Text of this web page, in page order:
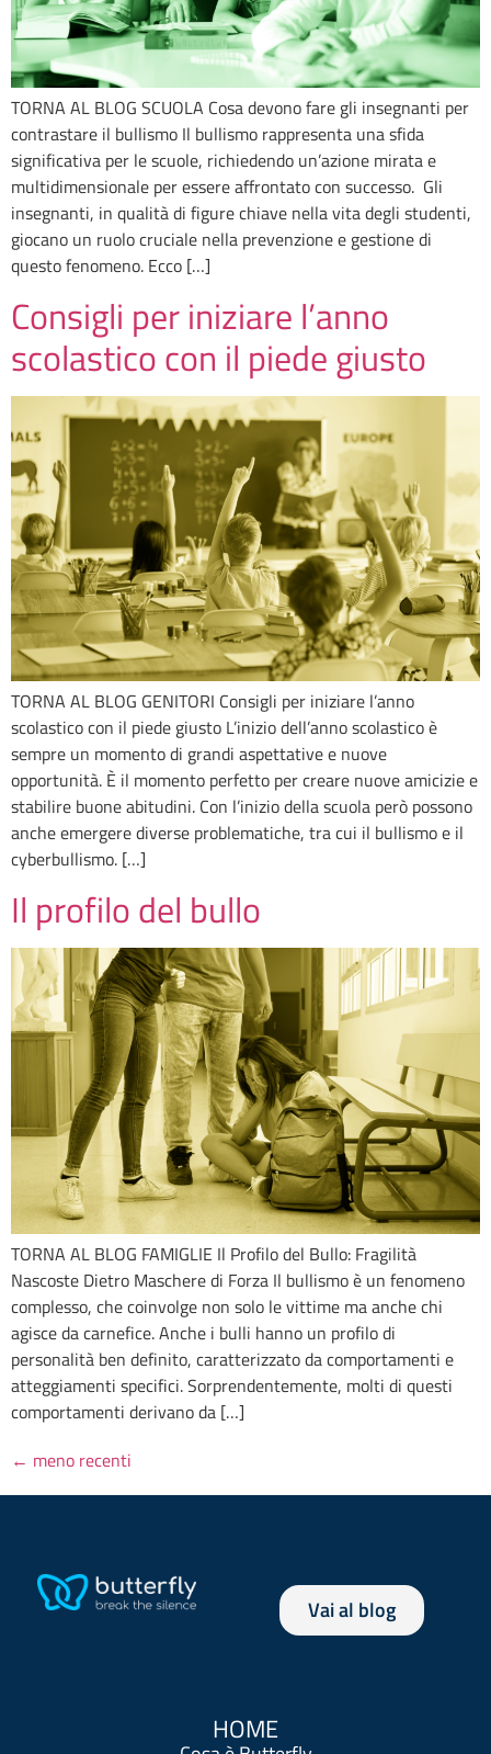
TORNA AL BLOG SCUOLA Cosa devono fare gli insegnanti per
contrastare il bullismo Il bullismo rappresenta una sfida
significativa per le scuole, richiedendo un’azione mirata e
multidimensionale per essere affrontato con successo. Gli
insegnanti, in qualità di figure chiave nella vita degli studenti,
giocano un ruolo cruciale nella prevenzione e gestione di
questo fenomeno. Ecco […]
Consigli per iniziare l’anno
scolastico con il piede giusto
TORNA AL BLOG GENITORI Consigli per iniziare l’anno
scolastico con il piede giusto L’inizio dell’anno scolastico è
sempre un momento di grandi aspettative e nuove
opportunità. È il momento perfetto per creare nuove amicizie e
stabilire buone abitudini. Con l’inizio della scuola però possono
anche emergere diverse problematiche, tra cui il bullismo e il
cyberbullismo. […]
Il profilo del bullo
TORNA AL BLOG FAMIGLIE Il Profilo del Bullo: Fragilità
Nascoste Dietro Maschere di Forza Il bullismo è un fenomeno
complesso, che coinvolge non solo le vittime ma anche chi
agisce da carnefice. Anche i bulli hanno un profilo di
personalità ben definito, caratterizzato da comportamenti e
atteggiamenti specifici. Sorprendentemente, molti di questi
comportamenti derivano da […]
← meno recenti
Vai al blog
HOME